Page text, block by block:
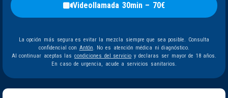
Videollamada 30min – 70€
La opción más segura es evitar la mezcla siempre que sea posible. Consulta
confidencial con Antón. No es atención médica ni diagnóstico.
Al continuar aceptas las condiciones del servicio y declaras ser mayor de 18 años.
En caso de urgencia, acude a servicios sanitarios.